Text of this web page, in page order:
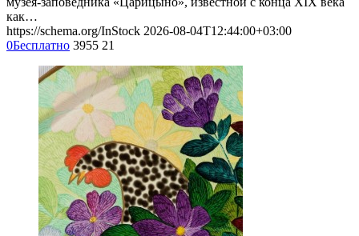
2026-08-21 2026-08-30
Москва, ул. Дольская, д.1 Музей-заповедник «Царицыно»
Фестиваль исторических садов 2026